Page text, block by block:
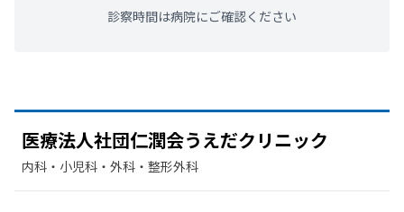
診察時間は病院にご確認ください
医療法人社団仁潤会うえだクリニック
内科・​小児科・​外科・​整形外科